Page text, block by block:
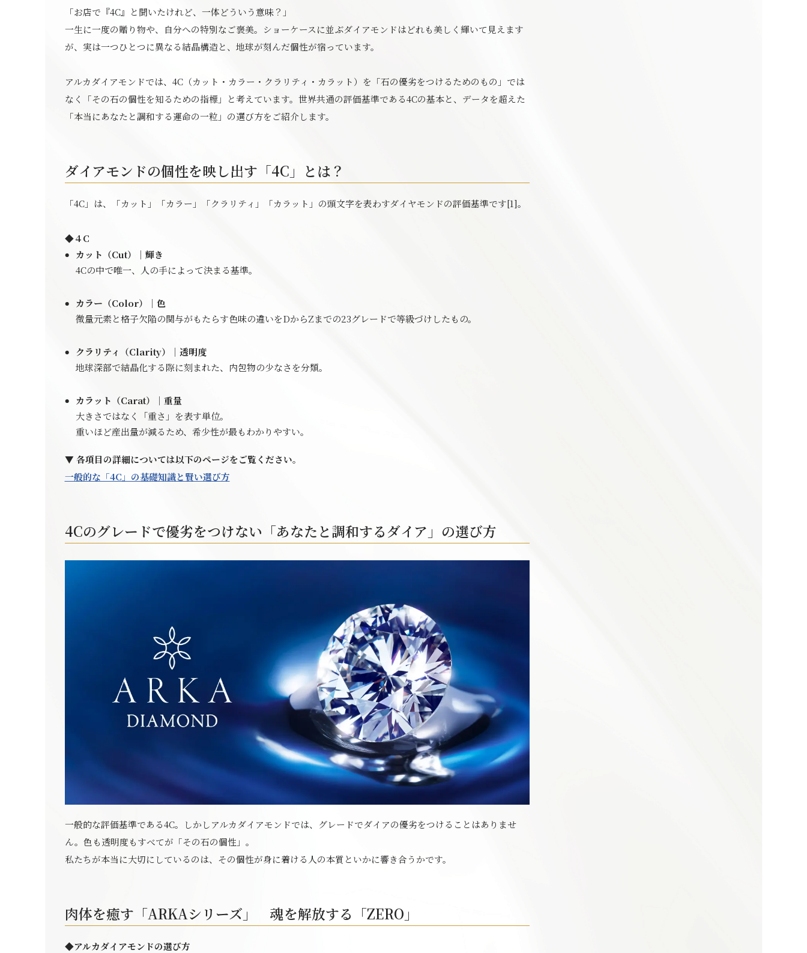
「お店で『4C』と聞いたけれど、一体どういう意味？」
一生に一度の贈り物や、自分への特別なご褒美。ショーケースに並ぶダイアモンドはどれも美しく輝いて見えます
が、実は一つひとつに異なる結晶構造と、地球が刻んだ個性が宿っています。
アルカダイアモンドでは、4C（カット・カラー・クラリティ・カラット）を「石の優劣をつけるためのもの」では
なく「その石の個性を知るための指標」と考えています。世界共通の評価基準である4Cの基本と、データを超えた
「本当にあなたと調和する運命の一粒」の選び方をご紹介します。
ダイアモンドの個性を映し出す「4C」とは？
「4C」は、「カット」「カラー」「クラリティ」「カラット」の頭文字を表わすダイヤモンドの評価基準です[1]。
◆４C
カット（Cut）｜輝き
4Cの中で唯一、人の手によって決まる基準。
カラー（Color）｜色
微量元素と格子欠陥の関与がもたらす色味の違いをDからZまでの23グレードで等級づけしたもの。
クラリティ（Clarity）｜透明度
地球深部で結晶化する際に刻まれた、内包物の少なさを分類。
カラット（Carat）｜重量
大きさではなく「重さ」を表す単位。
重いほど産出量が減るため、希少性が最もわかりやすい。
▼ 各項目の詳細については以下のページをご覧ください。
一般的な「4C」の基礎知識と賢い選び方
4Cのグレードで優劣をつけない「あなたと調和するダイア」の選び方
一般的な評価基準である4C。しかしアルカダイアモンドでは、グレードでダイアの優劣をつけることはありませ
ん。色も透明度もすべてが「その石の個性」。
私たちが本当に大切にしているのは、その個性が身に着ける人の本質といかに響き合うかです。
肉体を癒す「ARKAシリーズ」 魂を解放する「ZERO」
◆アルカダイアモンドの選び方